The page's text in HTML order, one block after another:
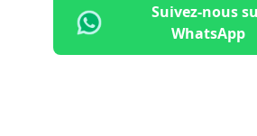
Suivez-nous
WhatsApp